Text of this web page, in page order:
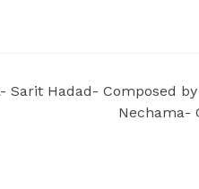
Sarit Hadad- Composed
Nechama-